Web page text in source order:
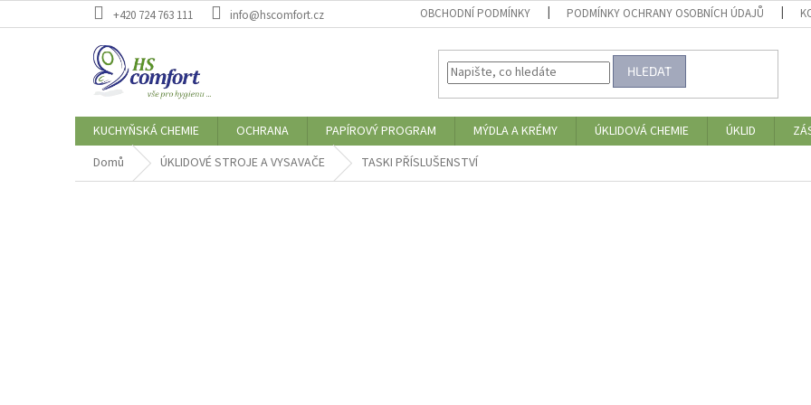
na
+420 724 763 111 info@hscomfort.cz OBCHODNÍ PODMÍNKY PODMÍNKY OCHRANY OSOBNÍCH ÚDAJŮ
HLEDAT
KUCHYŇSKÁ CHEMIE OCHRANA PAPÍROVÝ PROGRAM MÝDLA A KRÉMY ÚKLIDOVÁ CHEMIE ÚKLID
Domů
ÚKLIDOVÉ STROJE A VYSAVAČE TASKI PŘÍSLUŠENSTVÍ